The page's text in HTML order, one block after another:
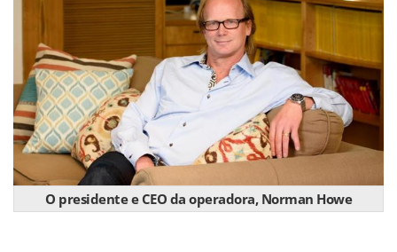
O presidente e CEO da operadora, Norman Howe